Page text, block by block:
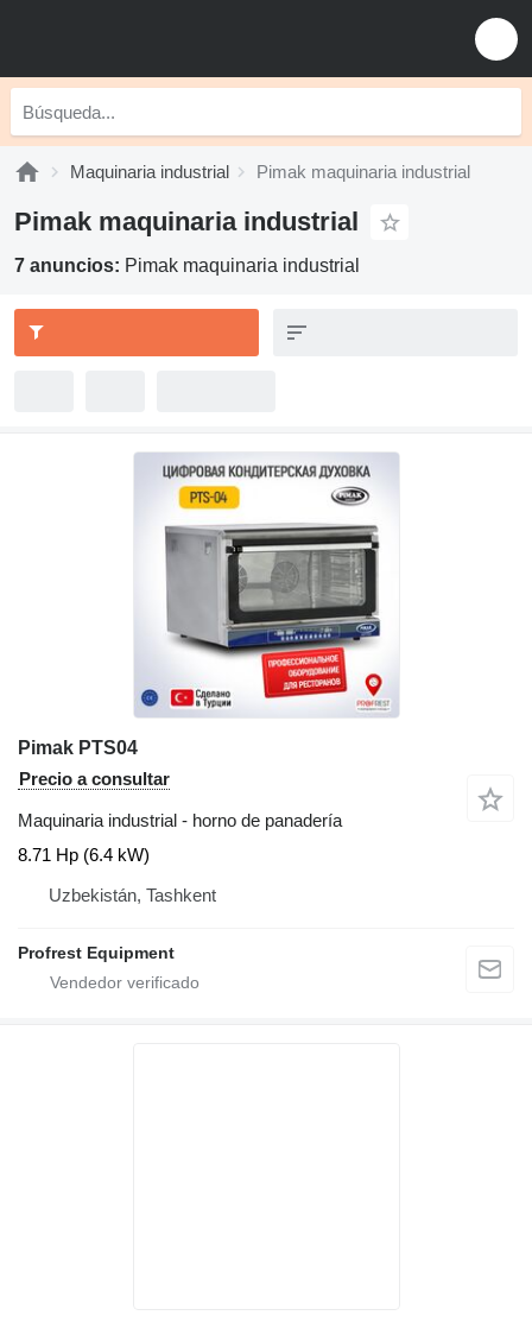
Maquinaria industrial Pimak maquinaria industrial
Pimak maquinaria industrial
7 anuncios: Pimak maquinaria industrial
Pimak PTS04
Precio a consultar
Maquinaria industrial - horno de panadería
8.71 Hp (6.4 kW)
Uzbekistán, Tashkent
Profrest Equipment